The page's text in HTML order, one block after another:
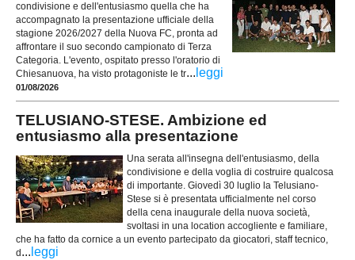
condivisione e dell'entusiasmo quella che ha
accompagnato la presentazione ufficiale della
stagione 2026/2027 della Nuova FC, pronta ad
affrontare il suo secondo campionato di Terza
Categoria. L'evento, ospitato presso l'oratorio di
Chiesanuova, ha visto protagoniste le tr... leggi
01/08/2026
TELUSIANO-STESE. Ambizione ed
entusiasmo alla presentazione
Una serata all'insegna dell'entusiasmo, della
condivisione e della voglia di costruire qualcosa
di importante. Giovedì 30 luglio la Telusiano-
Stese si è presentata ufficialmente nel corso
della cena inaugurale della nuova società,
svoltasi in una location accogliente e familiare,
che ha fatto da cornice a un evento partecipato da giocatori, staff tecnico,
d ... leggi